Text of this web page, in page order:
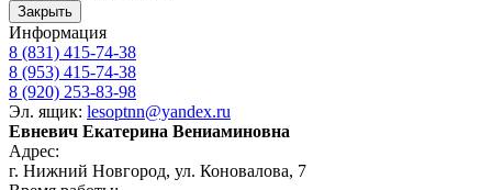
Закрыть
Информация
8 (831) 415-74-38
8 (953) 415-74-38
8 (920) 253-83-98
Эл. ящик: lesoptnn@yandex.ru
Евневич Екатерина Вениаминовна
Адрес:
г. Нижний Новгород, ул. Коновалова, 7